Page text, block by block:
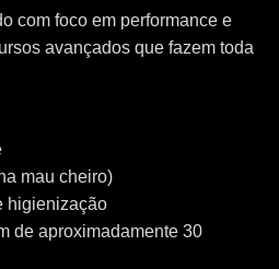
com foco em performance e
avançados que fazem toda
mau cheiro)
higienização
de aproximadamente 30